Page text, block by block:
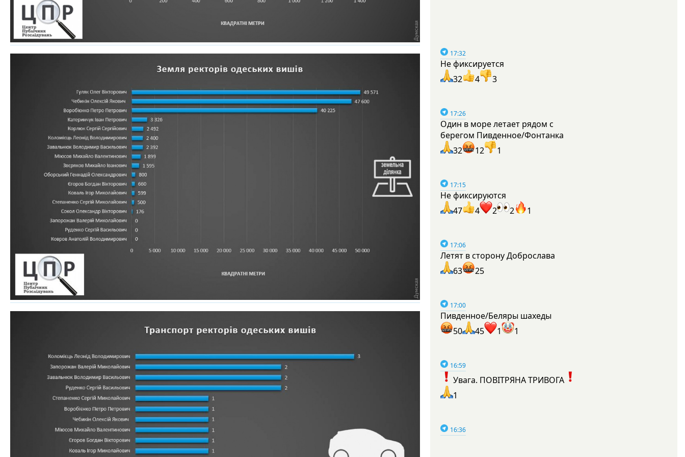
17:32
Не фиксируется
32
4 3
17:26
Один в море летает рядом с
берегом Пивденное/Фонтанка
32
12 1
17:15
Не фиксируются
47
4 2 2 1
17:06
Летят в сторону Доброслава
63
25
17:00
Пивденное/Беляры шахеды
50
45 1 1
16:59
Увага. ПОВІТРЯНА ТРИВОГА
1
16:36